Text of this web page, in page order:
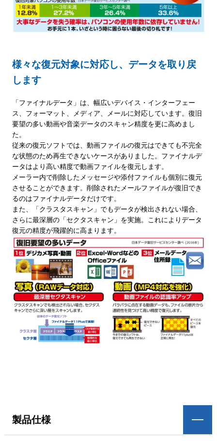
様々な復元対象に対応し、データを取り戻
します
「ファイナルデータ」は、幅広いデバイス・インターフェー
ス、フォーマット、メディア、メールに対応しています。復旧
要望の多い動画や音楽データのスキャン精度を更に高めまし
た。
従来の復元ソフトでは、動画ファイルの復元はできても不完全
な状態のため再生できないケースがありました。ファイナルデ
ータはより高い精度で動画ファイルを復元します。
メーラー内で削除したメッセージや添付ファイルも個別に復元
させることができます。削除されたメールファイルが復旧でき
るのはファイナルデータだけです。
また、「クラスタスキャン」でもデータが検出されない場合、
さらに最深層の「セクタスキャン」を実施。これによりデータ
復元の精度が飛躍的に高まります。
製品仕様